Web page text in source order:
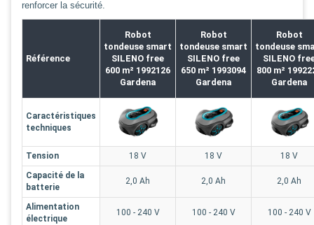
renforcer la sécurité.
Référence
Robot
tondeuse smart
SILENO free
600 m² 1992126
Gardena
Robot
tondeuse smart
SILENO free
650 m² 1993094
Gardena
Robot
tondeuse
SILENO
800 m²
Gardena
Caractéristiques
techniques
Tension 18 V 18 V
18 V
Capacité de la
batterie
2,0 Ah 2,0 Ah 2,0 Ah
Alimentation
électrique
100 - 240 V 100 - 240 V 100 - 240 V